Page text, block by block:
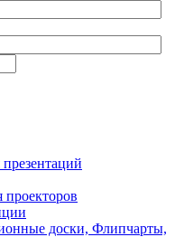
доски, Флипчарты,